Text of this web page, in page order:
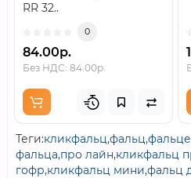
RR 32..
0
84.00р.
Без НДС: 84.00р.
Теги:кликфальц,фальц,
фальца,про лайн,кликфальц
гофр,кликфальц мини,фальц